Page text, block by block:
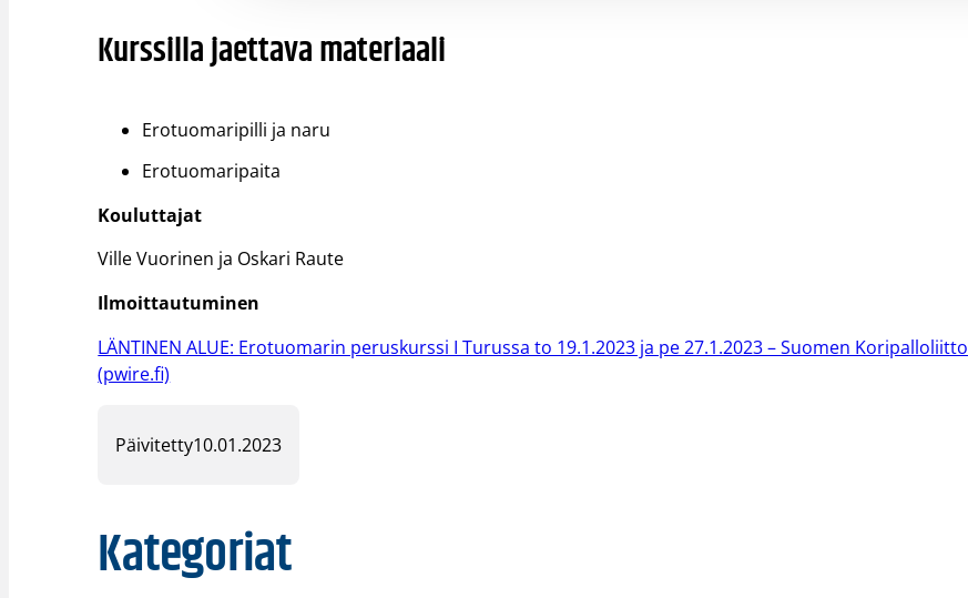
Kurssilla jaettava materiaali
Erotuomaripilli ja naru
Erotuomaripaita
Kouluttajat
Ville Vuorinen ja Oskari Raute
Ilmoittautuminen
LÄNTINEN ALUE: Erotuomarin peruskurssi I Turussa to 19.1.2023 ja pe 27.1.2023 – Suomen Koripalloliitto
(pwire.fi)
Päivitetty10.01.2023
Kategoriat